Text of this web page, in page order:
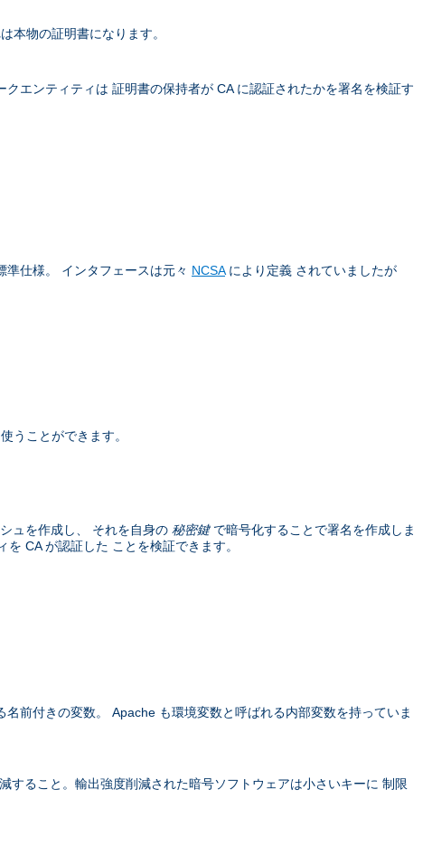
本物の証明書になります。
エンティティは 証明書の保持者が CA に認証されたかを署名を検証す
仕様。 インタフェースは元々 NCSAにより定義 されていましたが
うことができます。
ュを作成し、 それを自身の 秘密鍵で暗号化することで署名を作成しま
CA が認証した ことを検証できます。
前付きの変数。 Apache も環境変数と呼ばれる内部変数を持っていま
すること。輸出強度削減された暗号ソフトウェアは小さいキーに 制限